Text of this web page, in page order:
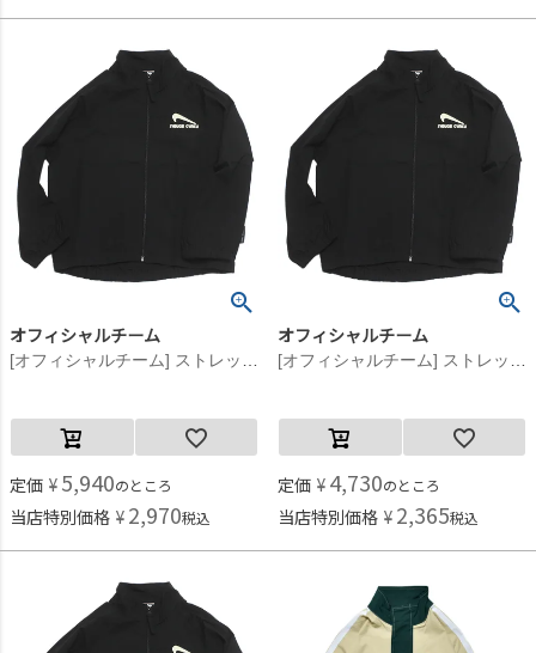
オフィシャルチーム
定価 ¥ 5,940のところ
当店特別価格 ¥ 2,970税込
オフィシャルチーム
定価 ¥ 4,730のところ
当店特別価格 ¥ 2,365税込